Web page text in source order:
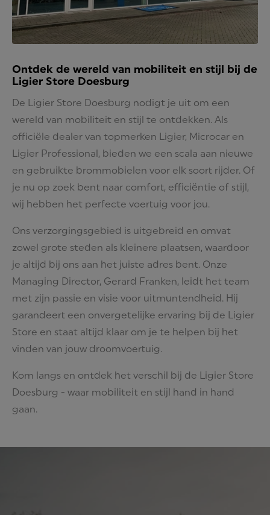
Ontdek de wereld van mobiliteit en stijl bij de
Ligier Store Doesburg
De Ligier Store Doesburg nodigt je uit om een
wereld van mobiliteit en stijl te ontdekken. Als
officiële dealer van topmerken Ligier, Microcar en
Ligier Professional, bieden we een scala aan nieuwe
en gebruikte brommobielen voor elk soort rijder. Of
je nu op zoek bent naar comfort, efficiëntie of stijl,
wij hebben het perfecte voertuig voor jou.
Ons verzorgingsgebied is uitgebreid en omvat
zowel grote steden als kleinere plaatsen, waardoor
je altijd bij ons aan het juiste adres bent. Onze
Managing Director, Gerard Franken, leidt het team
met zijn passie en visie voor uitmuntendheid. Hij
garandeert een onvergetelijke ervaring bij de Ligier
Store en staat altijd klaar om je te helpen bij het
vinden van jouw droomvoertuig.
Kom langs en ontdek het verschil bij de Ligier Store
Doesburg - waar mobiliteit en stijl hand in hand
gaan.